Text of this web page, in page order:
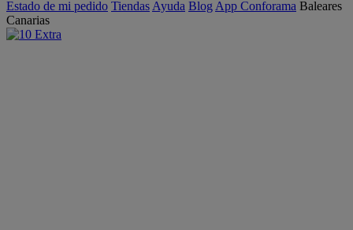
Estado de mi pedido Tiendas Ayuda Blog App Conforama Baleares
Canarias